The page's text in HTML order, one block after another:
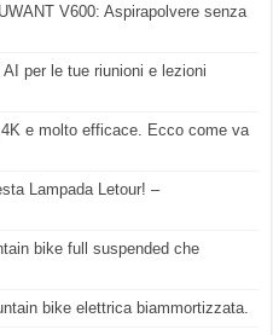
V600: Aspirapolvere senza
per le tue riunioni e lezioni
e molto efficace. Ecco come va
Lampada Letour! –
bike full suspended che
bike elettrica biammortizzata.